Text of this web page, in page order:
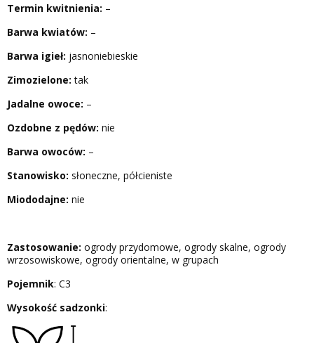
Termin kwitnienia: –
Barwa kwiatów: –
Barwa igieł: jasnoniebieskie
Zimozielone: tak
Jadalne owoce: –
Ozdobne z pędów: nie
Barwa owoców: –
Stanowisko: słoneczne, półcieniste
Miododajne: nie
Zastosowanie: ogrody przydomowe, ogrody skalne, ogrody
wrzosowiskowe, ogrody orientalne, w grupach
Pojemnik: C3
Wysokość sadzonki: